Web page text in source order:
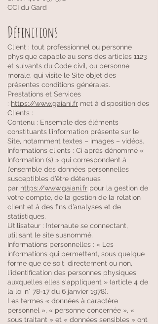
CCI du Gard
Définitions
Client : tout professionnel ou personne
physique capable au sens des articles 1123
et suivants du Code civil, ou personne
morale, qui visite le Site objet des
présentes conditions générales.
Prestations et Services
: https://www.gaiani.fr met à disposition des
Clients :
Contenu : Ensemble des éléments
constituants l’information présente sur le
Site, notamment textes – images – vidéos.
Informations clients : Ci après dénommé «
Information (s) » qui correspondent à
l’ensemble des données personnelles
susceptibles d’être détenues
par https://www.gaiani.fr pour la gestion de
votre compte, de la gestion de la relation
client et à des fins d’analyses et de
statistiques.
Utilisateur : Internaute se connectant,
utilisant le site susnommé.
Informations personnelles : « Les
informations qui permettent, sous quelque
forme que ce soit, directement ou non,
l'identification des personnes physiques
auxquelles elles s'appliquent » (article 4 de
la loi n° 78-17 du 6 janvier 1978).
Les termes « données à caractère
personnel », « personne concernée », «
sous traitant » et « données sensibles » ont